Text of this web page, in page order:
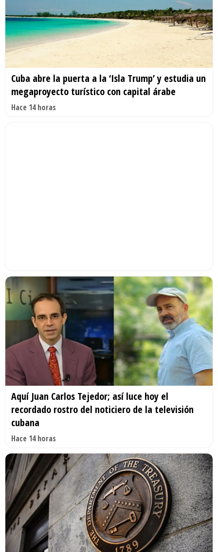
Cuba abre la puerta a la ‘Isla Trump’ y estudia un
megaproyecto turístico con capital árabe
Hace 14 horas
Aquí Juan Carlos Tejedor; así luce hoy el
recordado rostro del noticiero de la televisión
cubana
Hace 14 horas